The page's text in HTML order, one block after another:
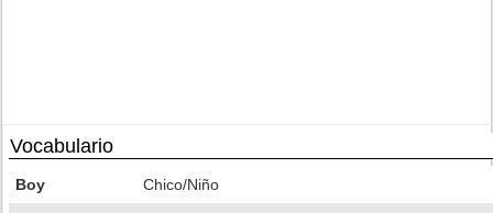
Vocabulario
Boy Chico/Niño